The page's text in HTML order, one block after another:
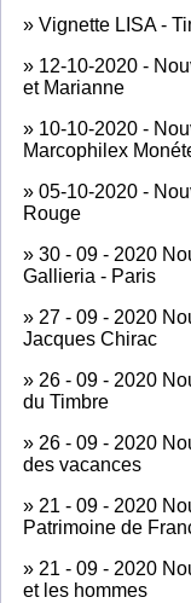
» Vignette LISA -
» 12-10-2020 -
et Marianne
» 10-10-2020 -
Marcophilex
» 05-10-2020 -
Rouge
» 30 - 09 - 2020
Gallieria - Paris
» 27 - 09 - 2020
Jacques Chirac
» 26 - 09 - 2020
du Timbre
» 26 - 09 - 2020
des vacances
» 21 - 09 - 2020
Patrimoine de
» 21 - 09 - 2020
et les hommes